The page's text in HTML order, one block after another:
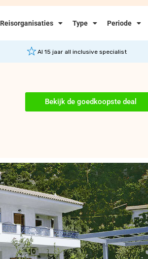
Reisorganisaties Type Periode
Al 15 jaar all inclusive specialist
Bekijk de goedkoopste deal